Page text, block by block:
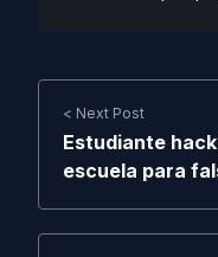
< Next Post
Estudiante
escuela para